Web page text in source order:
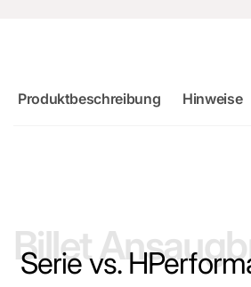
Produktbeschreibung Hinweise
Billet
Serie vs.